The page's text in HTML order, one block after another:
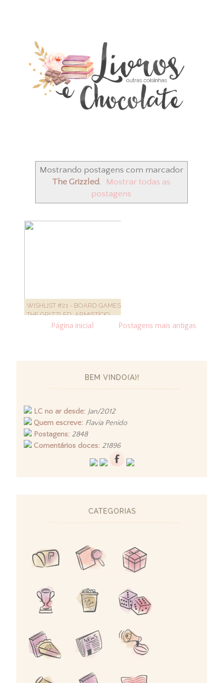
Mostrando postagens com marcador
The Grizzled.
Mostrar todas as
postagens
WISHLIST #21 - BOARD GAMES -
THE GRIZZLED: ARMISTÍCIO
Postagens mais antigas
Página inicial
BEM VINDO(A)!
LC no ar desde: Jan/2012
Quem escreve: Flavia Penido
Postagens: 2848
Comentários doces: 21896
CATEGORIAS